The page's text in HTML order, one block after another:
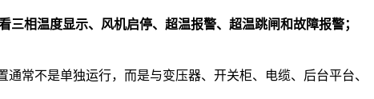
相温度显示、风机启停、超温报警、超温跳闸和故障报警；
常不是单独运行，而是与变压器、开关柜、电缆、后台平台、